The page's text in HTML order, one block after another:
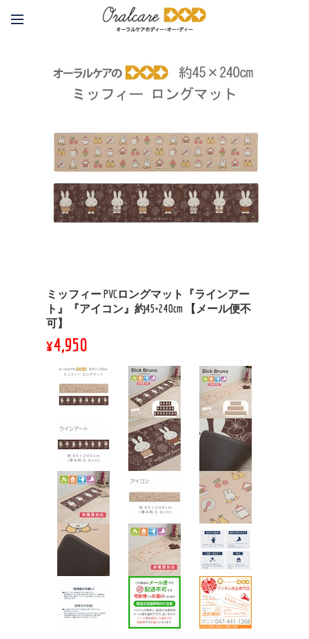
ミッフィー PVCロングマット『ラインアー
ト』『アイコン』約45×240cm 【メール便不
可】
¥4,950